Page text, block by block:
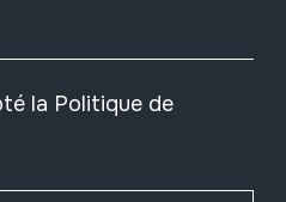
la Politique de